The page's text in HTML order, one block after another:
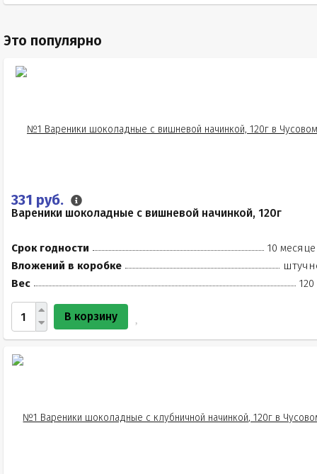
Это популярно
331 руб.
Вареники шоколадные с вишневой начинкой, 120г
Срок годности
10
Вложений в коробке
Вес
120
В корзину